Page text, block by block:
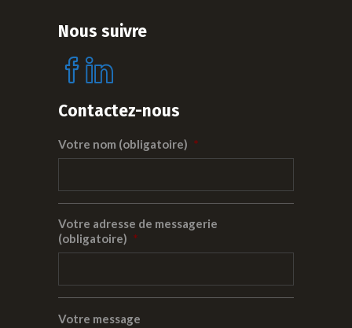
Nous suivre
Contactez-nous
Votre nom (obligatoire) *
Votre adresse de messagerie
(obligatoire) *
Votre message